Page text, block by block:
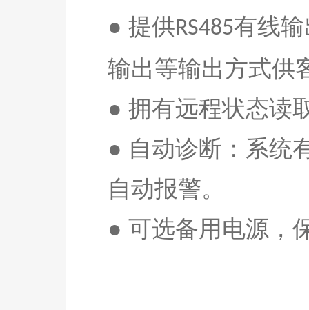
● 提供RS485有线
输出等输出方式供
● 拥有远程状态读
● 自动诊断：系统
自动报警。
● 可选备用电源，